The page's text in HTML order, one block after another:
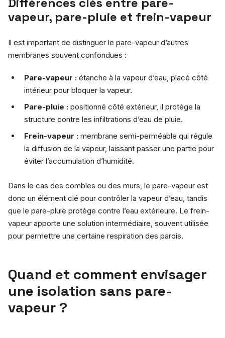
vapeur, pare-pluie et frein-vapeur
Il est important de distinguer le pare-vapeur d’autres
membranes souvent confondues :
Pare-vapeur : étanche à la vapeur d’eau, placé côté
intérieur pour bloquer la vapeur.
Pare-pluie : positionné côté extérieur, il protège la
structure contre les infiltrations d’eau de pluie.
Frein-vapeur : membrane semi-perméable qui régule
la diffusion de la vapeur, laissant passer une partie pour
éviter l’accumulation d’humidité.
Dans le cas des combles ou des murs, le pare-vapeur est
donc un élément clé pour contrôler la vapeur d’eau, tandis
que le pare-pluie protège contre l’eau extérieure. Le frein-
vapeur apporte une solution intermédiaire, souvent utilisée
pour permettre une certaine respiration des parois.
Quand et comment envisager
une isolation sans pare-
vapeur ?